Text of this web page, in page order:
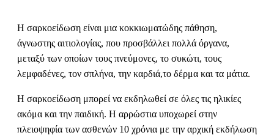
Η σαρκοείδωση είναι μια κοκκιωματώδης πάθηση,
άγνωστης αιτιολογίας, που προσβάλλει πολλά όργανα,
μεταξύ των οποίων τους πνεύμονες, το συκώτι, τους
λεμφαδένες, τον σπλήνα, την καρδιά,το δέρμα και τα μάτια.
Η σαρκοείδωση μπορεί να εκδηλωθεί σε όλες τις ηλικίες
ακόμα και την παιδική. Η αρρώστια υποχωρεί στην
πλειοψηφία των ασθενών 10 χρόνια με την αρχική εκδήλωση